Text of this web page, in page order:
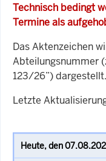
Technisch bedingt
Termine als
Das Aktenzeichen
Abteilungsnummer
123/26”) dargestellt.
Letzte